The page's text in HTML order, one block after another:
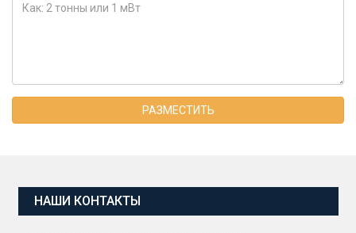
РАЗМЕСТИТЬ
НАШИ КОНТАКТЫ